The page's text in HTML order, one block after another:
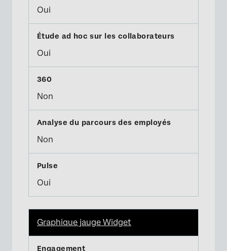
Oui
Oui
Non
Non
Oui
Graphique jauge Widget